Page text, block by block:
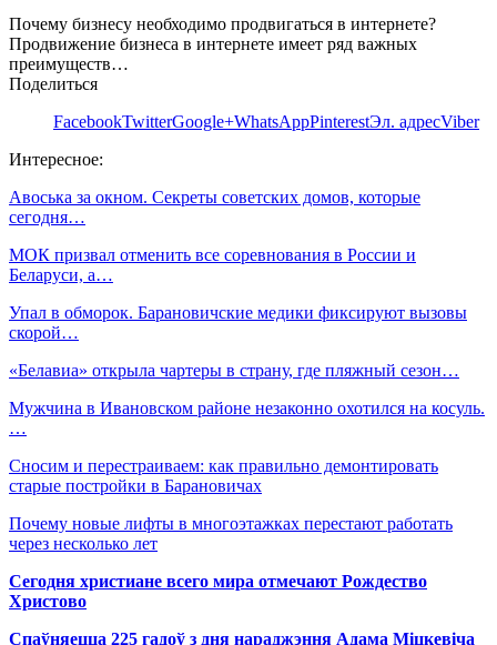
Почему бизнесу необходимо продвигаться в интернете?
Продвижение бизнеса в интернете имеет ряд важных
преимуществ…
Поделиться
FacebookTwitterGoogle+WhatsAppPinterestЭл. адресViber
Интересное:
Авоська за окном. Секреты советских домов, которые
сегодня…
МОК призвал отменить все соревнования в России и
Беларуси, а…
Упал в обморок. Барановичские медики фиксируют вызовы
скорой…
«Белавиа» открыла чартеры в страну, где пляжный сезон…
Мужчина в Ивановском районе незаконно охотился на косуль.
…
Сносим и перестраиваем: как правильно демонтировать
старые постройки в Барановичах
Почему новые лифты в многоэтажках перестают работать
через несколько лет
Сегодня христиане всего мира отмечают Рождество
Христово
Спаўняецца 225 гадоў з дня нараджэння Адама Міцкевіча